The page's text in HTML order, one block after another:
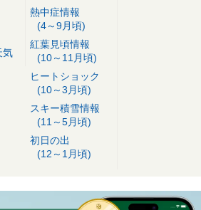
気
熱中症情報
(4～9月頃)
紅葉見頃情報
(10～11月頃)
ヒートショック
(10～3月頃)
スキー積雪情報
(11～5月頃)
初日の出
(12～1月頃)